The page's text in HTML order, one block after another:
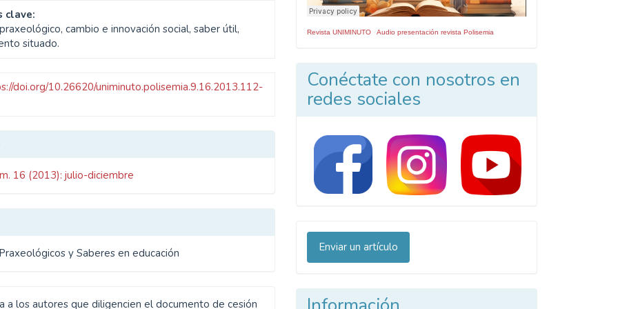
clave:
cambio e innovación social, saber útil,
situado.
doi.org/10.26620/uniminuto.polisemia.9.16.2013.112-
16 (2013): julio-diciembre
y Saberes en educación
a los autores que diligencien el documento de cesión
Revista UNIMINUTO · Audio presentación revista Polisemia
Conéctate con nosotros en
redes sociales
Enviar
unEnviar un artículo